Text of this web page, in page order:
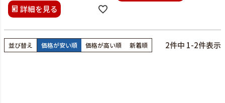
詳細を見る
並び替え 価格が安い順 価格が高い順 新着順 2件中 1-2件表示